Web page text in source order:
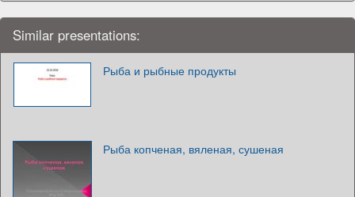
Similar presentations:
Рыба и рыбные продукты
Рыба копченая, вяленая, сушеная